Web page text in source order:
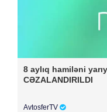
8 aylıq hamiləni
CƏZALANDIRILDI
AvtosferTV